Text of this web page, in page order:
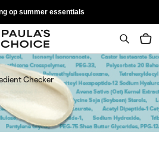
op summer essentials
Checker